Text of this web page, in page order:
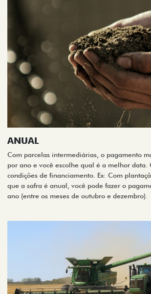
ANUAL
Com parcelas intermediárias, o pagamento
por ano e você escolhe qual é a melhor data.
condições de financiamento. Ex: Com
que a safra é anual, você pode fazer o
ano (entre os meses de outubro e dezembro).